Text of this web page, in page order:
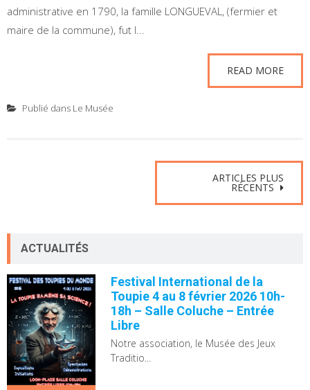
administrative en 1790, la famille LONGUEVAL, (fermier et
maire de la commune), fut l...
READ MORE
Publié dans Le Musée
ARTICLES PLUS
RÉCENTS
ACTUALITÉS
Festival International de la
Toupie 4 au 8 février 2026 10h-
18h – Salle Coluche – Entrée
Libre
Notre association, le Musée des Jeux
Traditio...